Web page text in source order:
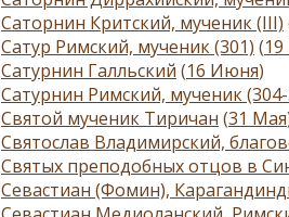
Саторнин Критский, мученик (III)
Сатур Римский, мученик (301) (
Сатурнин Галльский (16 Июня)
Сатурнин Римский, мученик
Святой мученик Тиричан (31 Мая
Святослав Владимирский,
Святых преподобных отцов в
Севастиан (Фомин),